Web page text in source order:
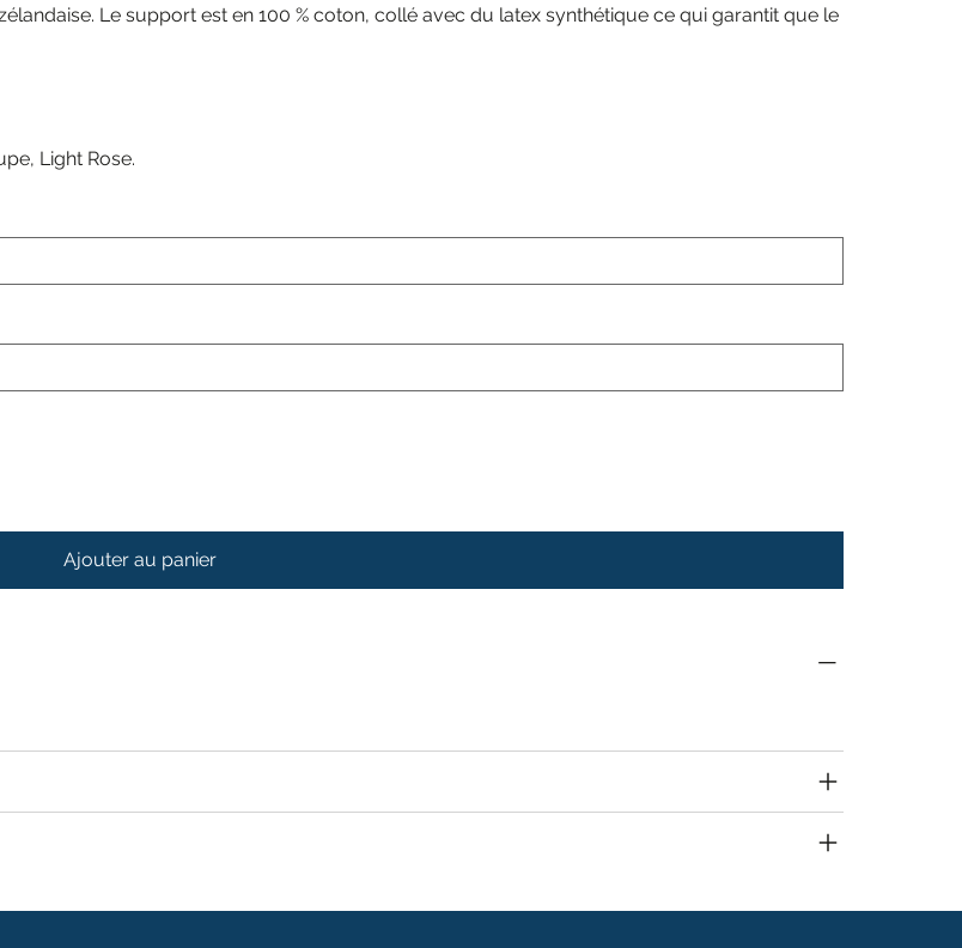
Le support est en 100 % coton, collé avec du latex synthétique ce qui garantit que le
Light Rose.
Ajouter au panier